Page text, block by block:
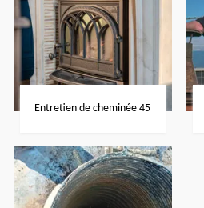
Entretien de cheminée 45